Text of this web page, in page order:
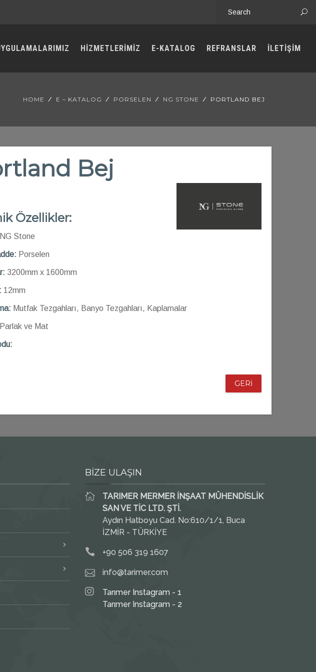
HİZMETLERİMİZ E-KATALOG REFRANSLAR İLETİŞİM
HOME E – KATALOG PORSELEN NG STONE PORTLAND BEJ
Bej
Özellikler:
NG Stone
Porselen
3200mm x 1600mm
12mm
Mutfak Tezgahları, Banyo Tezgahları, Kaplamalar
Parlak ve Mat
u:
GERİ
BİZE ULAŞIN
TARIMER MERMER İNŞAAT MÜHENDİSLİK
SAN VE TİC LTD. ŞTİ.
Aydın Hatboyu Cad. No:610/1/1, Buca
İZMİR - TÜRKİYE
+90 506 319 1607
info@tarimer.com
Tarımer Instagram - 1
Tarımer Instagram - 2